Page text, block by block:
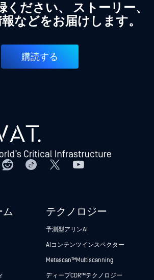
ください、 ストーリー、
などをお届けします。
購読する
ム テクノロジー
予測型アリンAI
AIコンテンツインスペクター
Metascan™ Multiscanning
ディープCDR™テクノロジー